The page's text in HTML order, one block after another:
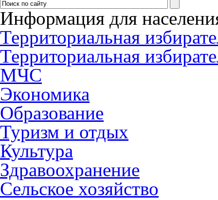
Информация для
Территориальная
Территориальная
МЧС
Экономика
Образование
Туризм и отдых
Культура
Здравоохранение
Сельское хозяйство